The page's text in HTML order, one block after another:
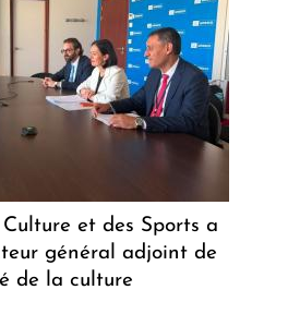
et des Sports a
général adjoint de
de la culture